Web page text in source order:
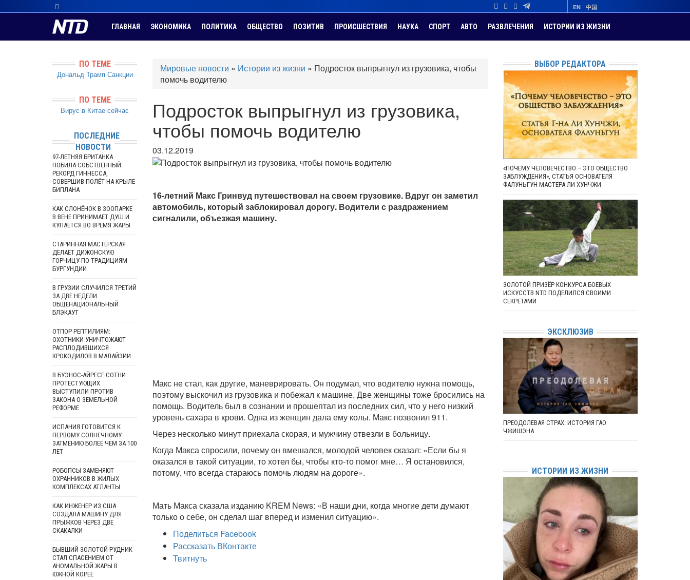
EN 中国
ГЛАВНАЯ ЭКОНОМИКА ПОЛИТИКА ОБЩЕСТВО ПОЗИТИВ ПРОИСШЕСТВИЯ НАУКА СПОРТ АВТО РАЗВЛЕЧЕНИЯ ИСТОРИИ ИЗ ЖИЗНИ
Мировые новости » Истории из жизни » Подросток выпрыгнул из грузовика, чтобы
помочь водителю
Подросток выпрыгнул из грузовика,
чтобы помочь водителю
03.12.2019
16-летний Макс Гринвуд путешествовал на своем грузовике. Вдруг он заметил
автомобиль, который заблокировал дорогу. Водители с раздражением
сигналили, объезжая машину.
Макс не стал, как другие, маневрировать. Он подумал, что водителю нужна помощь,
поэтому выскочил из грузовика и побежал к машине. Две женщины тоже бросились на
помощь. Водитель был в сознании и прошептал из последних сил, что у него низкий
уровень сахара в крови. Одна из женщин дала ему колы. Макс позвонил 911.
Через несколько минут приехала скорая, и мужчину отвезли в больницу.
Когда Макса спросили, почему он вмешался, молодой человек сказал: «Если бы я
оказался в такой ситуации, то хотел бы, чтобы кто-то помог мне… Я остановился,
потому, что всегда стараюсь помочь людям на дороге».
Мать Макса сказала изданию KREM News: «В наши дни, когда многие дети думают
только о себе, он сделал шаг вперед и изменил ситуацию».
Поделиться Facebook
Рассказать ВКонтакте
Твитнуть
ПО ТЕМЕ
Дональд Трамп Санкции
ПО ТЕМЕ
Вирус в Китае сейчас
ПОСЛЕДНИЕ
НОВОСТИ
97-ЛЕТНЯЯ БРИТАНКА
ПОБИЛА СОБСТВЕННЫЙ
РЕКОРД ГИННЕССА,
СОВЕРШИВ ПОЛЁТ НА КРЫЛЕ
БИПЛАНА
КАК СЛОНЁНОК В ЗООПАРКЕ
В ВЕНЕ ПРИНИМАЕТ ДУШ И
КУПАЕТСЯ ВО ВРЕМЯ ЖАРЫ
СТАРИННАЯ МАСТЕРСКАЯ
ДЕЛАЕТ ДИЖОНСКУЮ
ГОРЧИЦУ ПО ТРАДИЦИЯМ
БУРГУНДИИ
В ГРУЗИИ СЛУЧИЛСЯ ТРЕТИЙ
ЗА ДВЕ НЕДЕЛИ
ОБЩЕНАЦИОНАЛЬНЫЙ
БЛЭКАУТ
ОТПОР РЕПТИЛИЯМ:
ОХОТНИКИ УНИЧТОЖАЮТ
РАСПЛОДИВШИХСЯ
КРОКОДИЛОВ В МАЛАЙЗИИ
В БУЭНОС-АЙРЕСЕ СОТНИ
ПРОТЕСТУЮЩИХ
ВЫСТУПИЛИ ПРОТИВ
ЗАКОНА О ЗЕМЕЛЬНОЙ
РЕФОРМЕ
ИСПАНИЯ ГОТОВИТСЯ К
ПЕРВОМУ СОЛНЕЧНОМУ
ЗАТМЕНИЮ БОЛЕЕ ЧЕМ ЗА 100
ЛЕТ
РОБОПСЫ ЗАМЕНЯЮТ
ОХРАННИКОВ В ЖИЛЫХ
КОМПЛЕКСАХ АТЛАНТЫ
КАК ИНЖЕНЕР ИЗ США
СОЗДАЛА МАШИНУ ДЛЯ
ПРЫЖКОВ ЧЕРЕЗ ДВЕ
СКАКАЛКИ
БЫВШИЙ ЗОЛОТОЙ РУДНИК
СТАЛ СПАСЕНИЕМ ОТ
АНОМАЛЬНОЙ ЖАРЫ В
ЮЖНОЙ КОРЕЕ
ВЫБОР РЕДАКТОРА
«ПОЧЕМУ ЧЕЛОВЕЧЕСТВО – ЭТО ОБЩЕСТВО
ЗАБЛУЖДЕНИЯ», СТАТЬЯ ОСНОВАТЕЛЯ
ФАЛУНЬГУН МАСТЕРА ЛИ ХУНЧЖИ
ЗОЛОТОЙ ПРИЗЁР КОНКУРСА БОЕВЫХ
ИСКУССТВ NTD ПОДЕЛИЛСЯ СВОИМИ
СЕКРЕТАМИ
ЭКСКЛЮЗИВ
ПРЕОДОЛЕВАЯ СТРАХ: ИСТОРИЯ ГАО
ЧЖИШЭНА
ИСТОРИИ ИЗ ЖИЗНИ